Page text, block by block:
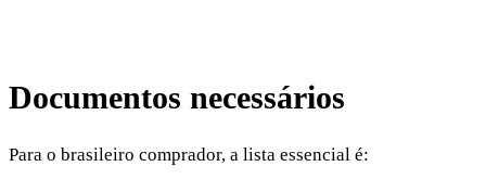
Documentos necessários
Para o brasileiro comprador, a lista essencial é: